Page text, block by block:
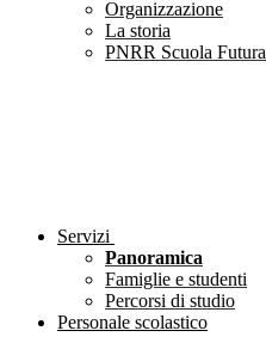
Organizzazione
La storia
PNRR Scuola Futura
Servizi
Panoramica
Famiglie e studenti
Percorsi di studio
Personale scolastico